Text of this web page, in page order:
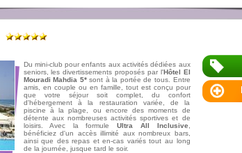
Du mini-club pour enfants aux activités dédiées aux
seniors, les divertissements proposés par l'Hôtel El
Mouradi Mahdia 5*sont à la portée de tous. Entre
amis, en couple ou en famille, tout est conçu pour
que votre séjour soit complet, du confort
d'hébergement à la restauration variée, de la
piscine à la plage, ou encore des moments de
détente aux nombreuses activités sportives et de
loisirs. Avec la formuleUltra All Inclusive
bénéficiez d'un accès illimité aux nombreux bars,
ainsi que des repas et en-cas variés tout au long
de la journée, jusque tard le soir.